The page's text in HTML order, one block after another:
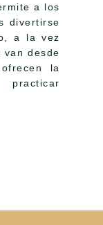
a los
divertirse
a la vez
desde
la